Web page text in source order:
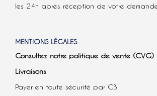
les 24h après réception de votre
MENTIONS LÉGALES
Consultez notre politique de vente (CVG)
Livraisons
Payer en toute sécurité par CB